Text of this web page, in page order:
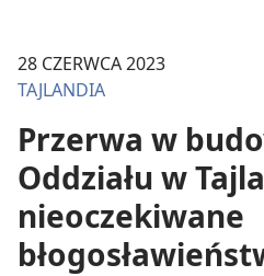
28 CZERWCA 2023
TAJLANDIA
Przerwa w
Oddziału w
nieoczekiwane